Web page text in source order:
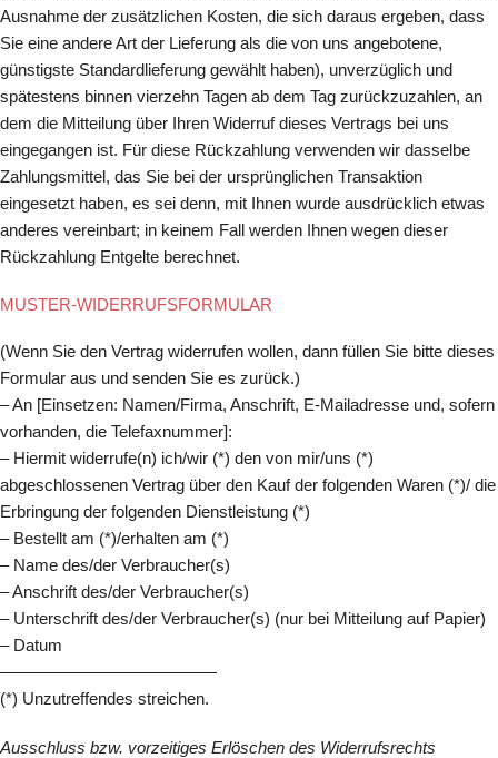
Ausnahme der zusätzlichen Kosten, die sich daraus ergeben, dass
Sie eine andere Art der Lieferung als die von uns angebotene,
günstigste Standardlieferung gewählt haben), unverzüglich und
spätestens binnen vierzehn Tagen ab dem Tag zurückzuzahlen, an
dem die Mitteilung über Ihren Widerruf dieses Vertrags bei uns
eingegangen ist. Für diese Rückzahlung verwenden wir dasselbe
Zahlungsmittel, das Sie bei der ursprünglichen Transaktion
eingesetzt haben, es sei denn, mit Ihnen wurde ausdrücklich etwas
anderes vereinbart; in keinem Fall werden Ihnen wegen dieser
Rückzahlung Entgelte berechnet.
MUSTER-WIDERRUFSFORMULAR
(Wenn Sie den Vertrag widerrufen wollen, dann füllen Sie bitte dieses
Formular aus und senden Sie es zurück.)
– An [Einsetzen: Namen/Firma, Anschrift, E-Mailadresse und, sofern
vorhanden, die Telefaxnummer]:
– Hiermit widerrufe(n) ich/wir (*) den von mir/uns (*)
abgeschlossenen Vertrag über den Kauf der folgenden Waren (*)/ die
Erbringung der folgenden Dienstleistung (*)
– Bestellt am (*)/erhalten am (*)
– Name des/der Verbraucher(s)
– Anschrift des/der Verbraucher(s)
– Unterschrift des/der Verbraucher(s) (nur bei Mitteilung auf Papier)
– Datum
—————————————
(*) Unzutreffendes streichen.
Ausschluss bzw. vorzeitiges Erlöschen des Widerrufsrechts